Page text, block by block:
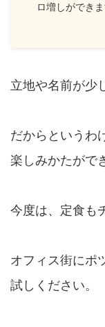
ロ増しができま
立地や名前が少
だからというわ
楽しみかたがで
今度は、定食も
オフィス街にポ
試しください。